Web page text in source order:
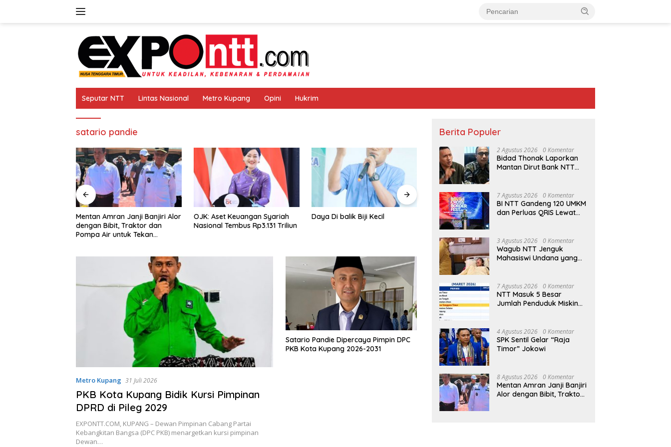
Seputar NTT Lintas Nasional Metro Kupang Opini Hukrim
satario pandie
Mentan Amran Janji Banjiri Alor
dengan Bibit, Traktor dan
Pompa Air untuk Tekan
OJK: Aset Keuangan Syariah
Nasional Tembus Rp3.131 Triliun
Daya Di balik Biji Kecil
Muskot PBVSI Kota Kupang
Stadion Oepoi Bergemuruh
oleh Pujian, Ribuan Jemaat
Philip Mantofa
Metro Kupang 31 Juli 2026
PKB Kota Kupang Bidik Kursi Pimpinan
DPRD di Pileg 2029
EXPONTT.COM, KUPANG – Dewan Pimpinan Cabang Partai
Kebangkitan Bangsa (DPC PKB) menargetkan kursi pimpinan
Dewan…
Satario Pandie Dipercaya Pimpin DPC
PKB Kota Kupang 2026-2031
Berita Populer
2 Agustus 2026 0 Komentar
Bidad Thonak Laporkan
Mantan Dirut Bank NTT
7 Agustus 2026 0 Komentar
BI NTT Gandeng 120 UMKM
dan Perluas QRIS Lewat
3 Agustus 2026 0 Komentar
Wagub NTT Jenguk
Mahasiswi Undana yang
7 Agustus 2026 0 Komentar
NTT Masuk 5 Besar
Jumlah Penduduk Miskin
4 Agustus 2026 0 Komentar
SPK Sentil Gelar “Raja
Timor” Jokowi
8 Agustus 2026 0 Komentar
Mentan Amran Janji Banjiri
Alor dengan Bibit, Traktor